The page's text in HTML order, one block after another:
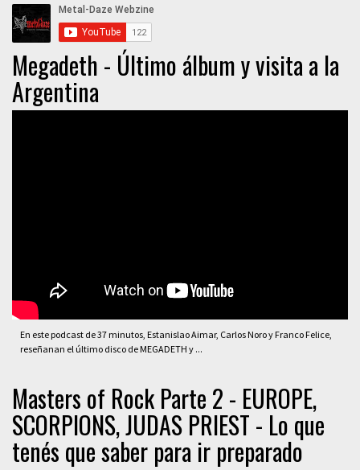
Megadeth - Último álbum y visita a la
Argentina
En este podcast de 37 minutos, Estanislao Aimar, Carlos Noro y Franco Felice,
reseñanan el último disco de MEGADETH y ...
Masters of Rock Parte 2 - EUROPE,
SCORPIONS, JUDAS PRIEST - Lo que
tenés que saber para ir preparado